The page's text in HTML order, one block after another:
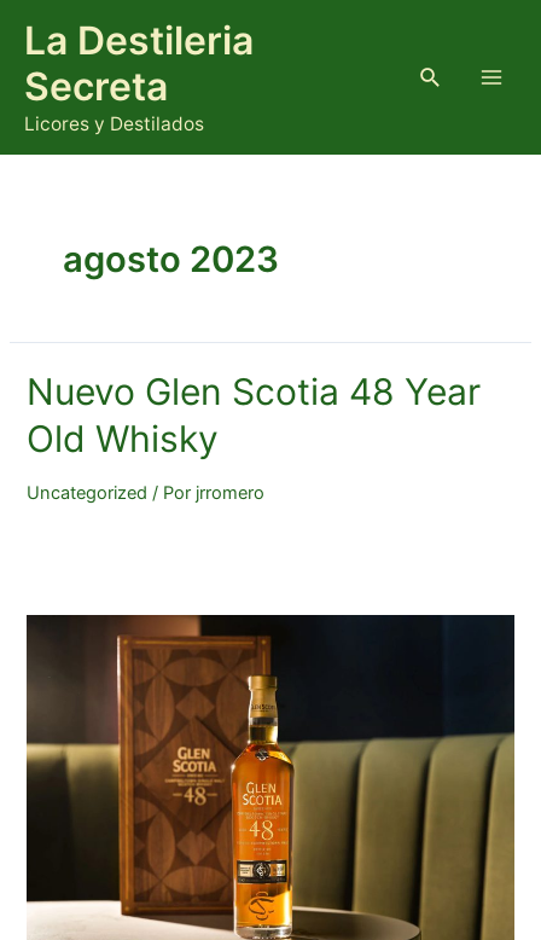
contenido
La Destileria
Secreta
Licores y Destilados
Buscar
agosto 2023
Nuevo Glen Scotia 48 Year
Old Whisky
Uncategorized / Por jrromero